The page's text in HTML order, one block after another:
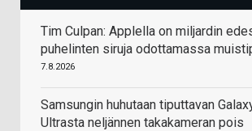
Tim Culpan: Applella on miljardin
puhelinten siruja odottamassa
7.8.2026
Samsungin huhutaan tiputtavan
Ultrasta neljännen takakameran pois